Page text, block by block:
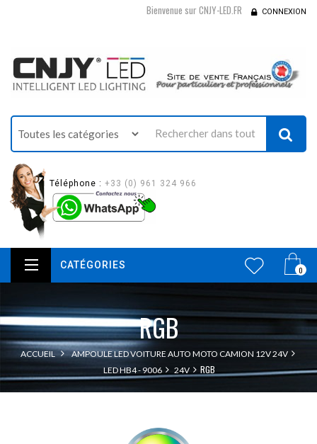
Bienvenue sur CNJY-LED.FR CONNEXION
Téléphone : +33 (0) 961 324 966
0
CATÉGORIES
RGB
ACCUEIL
AMPOULE LED VOITURE AUTO MOTO CAMION 12V 24V
LED HB4 - 9006
24V RGB